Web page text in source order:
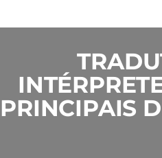
PRINCIPAIS
BLOG
ORÇAMENTO
RÁPIDO